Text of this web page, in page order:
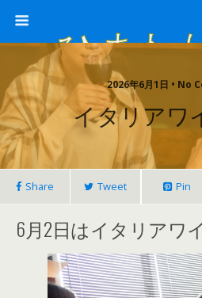
2026年6月1日 • No
イタリアワ
Share Tweet Pin
6月2日はイタリアワ